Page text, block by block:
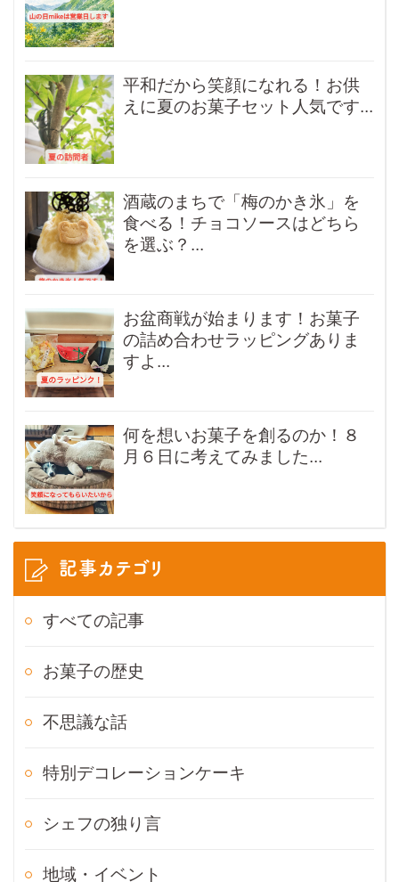
平和だから笑顔になれる！お供
えに夏のお菓子セット人気です...
酒蔵のまちで「梅のかき氷」を
食べる！チョコソースはどちら
を選ぶ？...
お盆商戦が始まります！お菓子
の詰め合わせラッピングありま
すよ...
何を想いお菓子を創るのか！８
月６日に考えてみました...
記事カテゴリ
すべての記事
お菓子の歴史
不思議な話
特別デコレーションケーキ
シェフの独り言
地域・イベント